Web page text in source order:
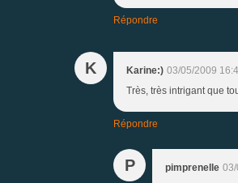
Répondre
K Karine:) 03/05/2009
Très, très intrigant que
Répondre
P pimprenelle